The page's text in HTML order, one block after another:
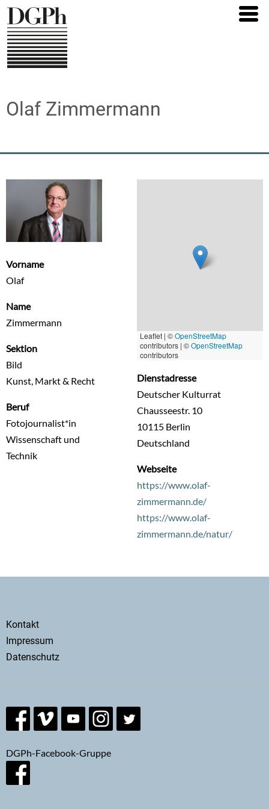
Direkt
zum
Inhalt
Olaf Zimmermann
Vorname
Olaf
Name
Zimmermann
Sektion
Bild
Kunst, Markt & Recht
Beruf
Fotojournalist*in
Wissenschaft und
Technik
Leaflet | ©OpenStreetMap
contributors | ©OpenStreetMap
contributors
Dienstadresse
Deutscher Kulturrat
Chausseestr. 10
10115 Berlin
Deutschland
Webseite
https://www.olaf-
zimmermann.de/
https://www.olaf-
zimmermann.de/natur/
Secondary
menu
Kontakt
Impressum
Datenschutz
DGPh-Facebook-Gruppe